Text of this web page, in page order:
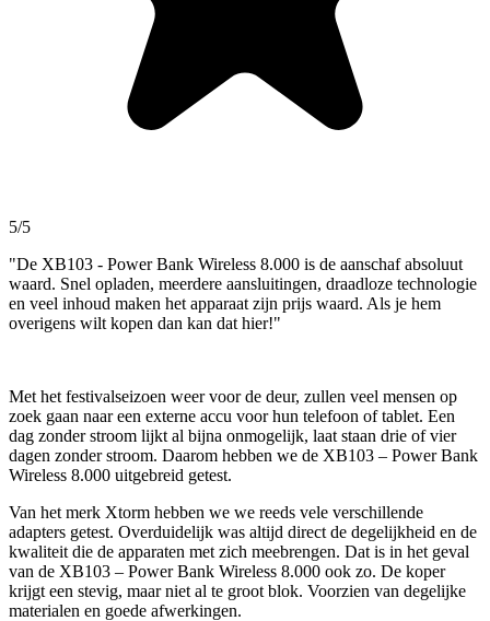
5/5
"De XB103 - Power Bank Wireless 8.000 is de aanschaf absoluut
waard. Snel opladen, meerdere aansluitingen, draadloze technologie
en veel inhoud maken het apparaat zijn prijs waard. Als je hem
overigens wilt kopen dan kan dat hier!"
Met het festivalseizoen weer voor de deur, zullen veel mensen op
zoek gaan naar een externe accu voor hun telefoon of tablet. Een
dag zonder stroom lijkt al bijna onmogelijk, laat staan drie of vier
dagen zonder stroom. Daarom hebben we de XB103 – Power Bank
Wireless 8.000 uitgebreid getest.
Van het merk Xtorm hebben we we reeds vele verschillende
adapters getest. Overduidelijk was altijd direct de degelijkheid en de
kwaliteit die de apparaten met zich meebrengen. Dat is in het geval
van de XB103 – Power Bank Wireless 8.000 ook zo. De koper
krijgt een stevig, maar niet al te groot blok. Voorzien van degelijke
materialen en goede afwerkingen.